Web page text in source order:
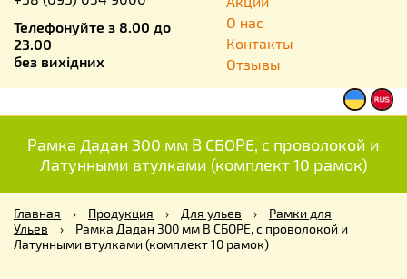
Телефонуйте з 8.00 до
23.00
без вихідних
О нас
Контакты
Отзывы
Рамка Дадан 300 мм В СБОРЕ, с проволокой и
Латунными втулками (комплект 10 рамок)
Главная › Продукция › Для ульев ›
Рамки для
Ульев
›
Рамка Дадан 300 мм В СБОРЕ, с проволокой и
Латунными втулками (комплект 10 рамок)